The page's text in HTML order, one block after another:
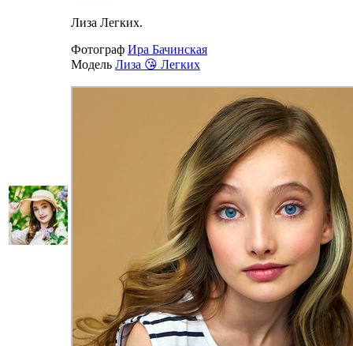
Лиза Легких.
Фотограф Ира Бачинская
Модель Лиза 😘 Легких